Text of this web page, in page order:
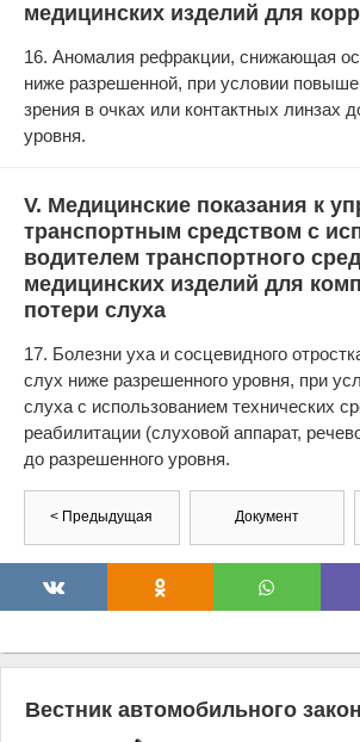
медицинских изделий для
16. Аномалия рефракции, снижающая
ниже разрешенной, при условии
зрения в очках или контактных линзах
уровня.
V. Медицинские показания к
транспортным средством с
водителем транспортного
медицинских изделий для
потери слуха
17. Болезни уха и сосцевидного
слух ниже разрешенного уровня, при
слуха с использованием технических
реабилитации (слуховой аппарат,
до разрешенного уровня.
< Предыдущая Документ
Вестник автомобильного